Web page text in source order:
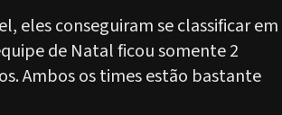
eles conseguiram se classificar em
de Natal ficou somente 2
Ambos os times estão bastante